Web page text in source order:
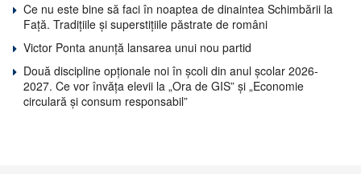
Ce nu este bine să faci în noaptea de dinaintea Schimbării la
Față. Tradițiile și superstițiile păstrate de români
Victor Ponta anunță lansarea unui nou partid
Două discipline opționale noi în școli din anul școlar 2026-
2027. Ce vor învăța elevii la „Ora de GIS” și „Economie
circulară și consum responsabil”